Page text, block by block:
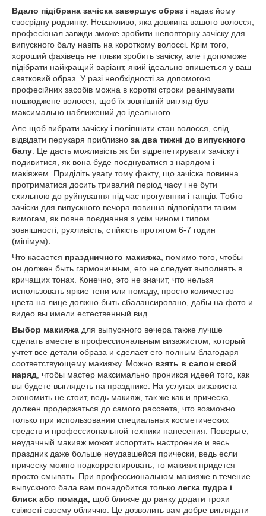
Вдало підібрана зачіска завершує образ і надає йому
своєрідну родзинку. Неважливо, яка довжина вашого волосся,
професіонал завжди зможе зробити неповторну зачіску для
випускного балу навіть на короткому волоссі. Крім того,
хороший фахівець не тільки зробить зачіску, але і допоможе
підібрати найкращий варіант, який ідеально впишеться у ваш
святковий образ. У разі необхідності за допомогою
професійних засобів можна в короткі строки реанімувати
пошкоджене волосся, щоб їх зовнішній вигляд був
максимально наближений до ідеального.
Але щоб вибрати зачіску і поліпшити стан волосся, слід
відвідати перукаря приблизно за два тижні до випускного
балу . Це дасть можливість як би відрепетирувати зачіску і
подивитися, як вона буде поєднуватися з нарядом і
макіяжем. Приділіть увагу тому факту, що зачіска повинна
протриматися досить тривалий період часу і не бути
схильною до руйнування під час прогулянки і танців. Тобто
зачіски для випускного вечора повинна відповідати таким
вимогам, як повне поєднання з усім чином і типом
зовнішності, рухливість, стійкість протягом 6-7 годин
(мінімум).
Что касается праздничного макияжа , помимо того, чтобы
он должен быть гармоничным, его не следует выполнять в
кричащих тонах. Конечно, это не значит, что нельзя
использовать яркие тени или помаду, просто количество
цвета на лице должно быть сбалансировано, дабы на фото и
видео вы имели естественный вид.
Выбор макияжа для выпускного вечера также лучше
сделать вместе в профессиональным визажистом, который
учтет все детали образа и сделает его полным благодаря
соответствующему макияжу. Можно взять в салон свой
наряд , чтобы мастер максимально проникся идеей того, как
вы будете выглядеть на празднике. На услугах визажиста
экономить не стоит, ведь макияж, так же как и прическа,
должен продержаться до самого рассвета, что возможно
только при использовании специальных косметических
средств и профессиональной техники нанесения. Поверьте,
неудачный макияж может испортить настроение и весь
праздник даже больше неудавшейся прически, ведь если
прическу можно подкорректировать, то макияж придется
просто смывать. При профессиональном макияже в течение
выпускного бала вам понадобится только легка пудра і
блиск або помада, щоб ближче до ранку додати трохи
свіжості своєму обличчю. Це дозволить вам добре виглядати